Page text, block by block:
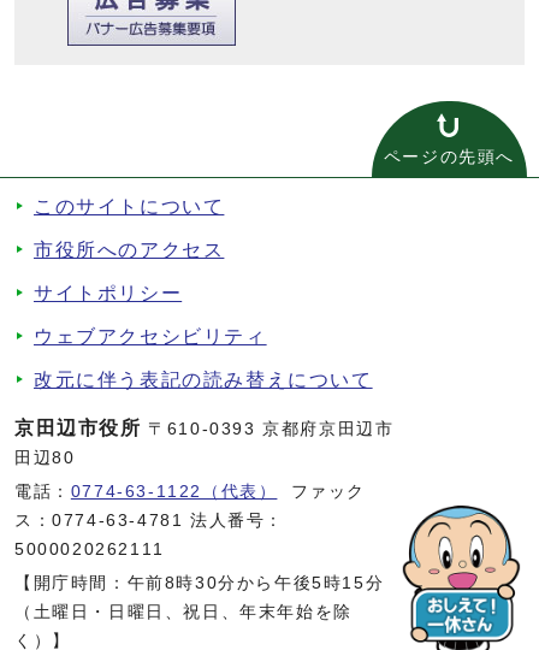
ページの先頭へ
このサイトについて
市役所へのアクセス
サイトポリシー
ウェブアクセシビリティ
改元に伴う表記の読み替えについて
京田辺市役所 〒610-0393 京都府京田辺市
田辺80
電話： 0774-63-1122（代表）
ファック
ス：0774-63-4781 法人番号：
5000020262111
【開庁時間：午前8時30分から午後5時15分
（土曜日・日曜日、祝日、年末年始を除
く）】